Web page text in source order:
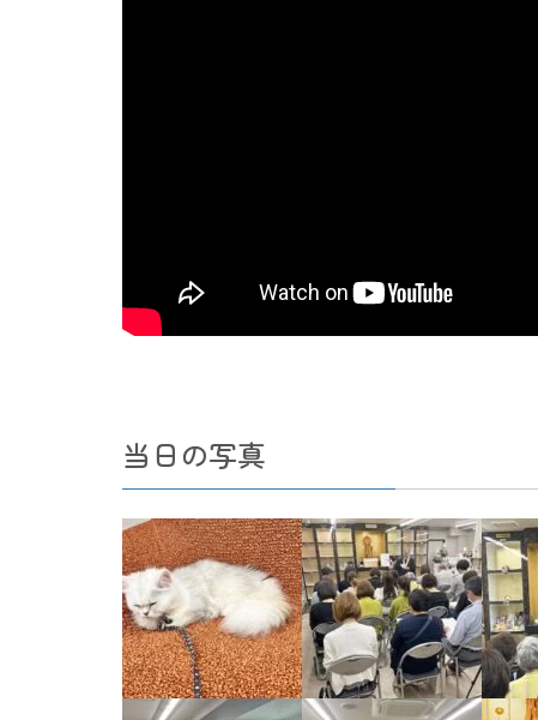
当日の写真